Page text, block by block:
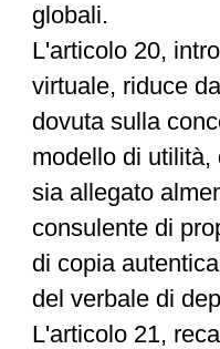
globali.
L'articolo 20,
virtuale, riduce
dovuta sulla
modello di
sia allegato
consulente di
di copia
del verbale di
L'articolo 21,